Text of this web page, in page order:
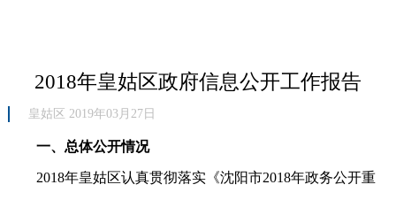
2018年皇姑区政府信息公开工作报告
皇姑区 2019年03月27日
一、总体公开情况
2018年皇姑区认真贯彻落实《沈阳市2018年政务公开重